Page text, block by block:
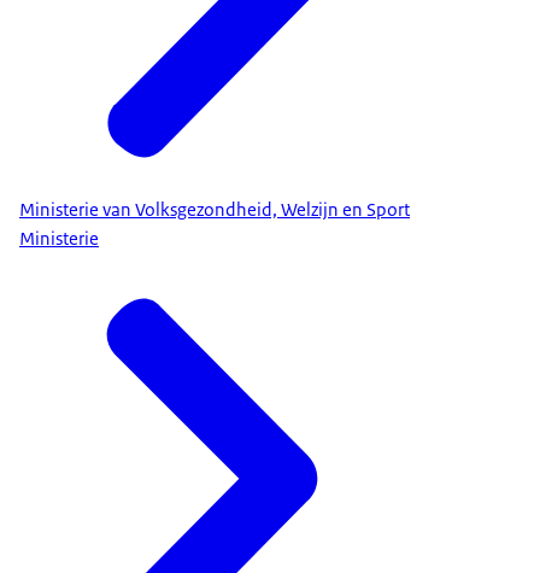
Ministerie van Volksgezondheid, Welzijn en Sport
Ministerie